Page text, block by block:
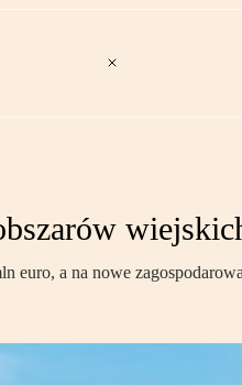
euro, a na nowe